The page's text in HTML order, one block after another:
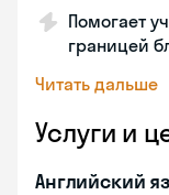
Помогает
границей
Читать дальше
Услуги и
Английский